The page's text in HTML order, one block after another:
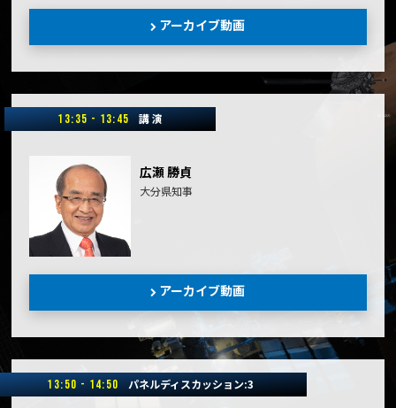
アーカイブ動画
13:35 - 13:45 講 演
広瀬 勝貞
大分県知事
アーカイブ動画
13:50 - 14:50 パネルディスカッション:3